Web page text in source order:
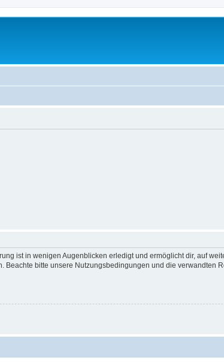
ist in wenigen Augenblicken erledigt und ermöglicht dir, auf
bitte unsere Nutzungsbedingungen und die verwandten